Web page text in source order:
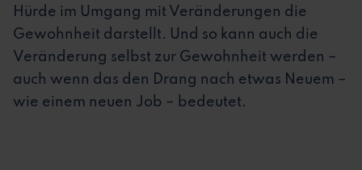
Hürde im Umgang mit Veränderungen die
Gewohnheit darstellt. Und so kann auch die
Veränderung selbst zur Gewohnheit werden –
auch wenn das den Drang nach etwas Neuem –
wie einem neuen Job – bedeutet.